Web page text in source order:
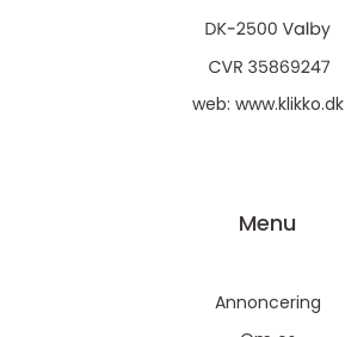
web: www.klikko.dk
Menu
Annoncering